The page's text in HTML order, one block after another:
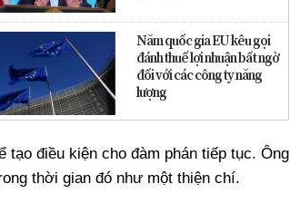
Năm quốc gia EU kêu gọi
đánh thuế lợi nhuận bất ngờ
đối với các công ty năng
lượng
tạo điều kiện cho đàm phán tiếp tục. Ông
thời gian đó như một thiện chí.